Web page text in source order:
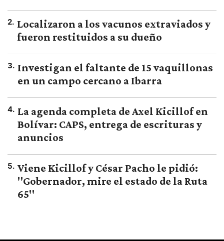
2. Localizaron a los vacunos extraviados y
fueron restituidos a su dueño
3. Investigan el faltante de 15 vaquillonas
en un campo cercano a Ibarra
4. La agenda completa de Axel Kicillof en
Bolívar: CAPS, entrega de escrituras y
anuncios
5. Viene Kicillof y César Pacho le pidió:
"Gobernador, mire el estado de la Ruta
65"